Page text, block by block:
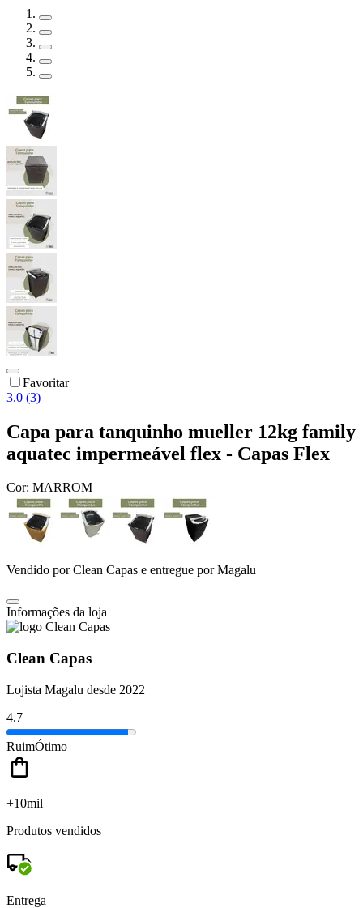
Favoritar
3.0 (3)
Capa para tanquinho mueller 12kg family
aquatec impermeável flex - Capas Flex
Cor: MARROM
Vendido porClean Capas e entregue por Magalu
Informações da loja
Clean Capas
Lojista Magalu desde 2022
4.7
RuimÓtimo
+10mil
Produtos vendidos
Entrega